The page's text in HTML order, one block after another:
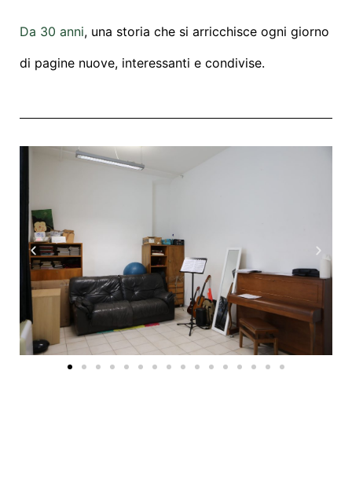
Da 30 anni, una storia che si arricchisce ogni giorno
di pagine nuove, interessanti e condivise.